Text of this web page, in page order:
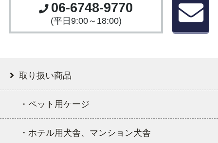
06-6748-9770
(平日9:00～18:00)
取り扱い商品
・ペット用ケージ
・ホテル用犬舎、マンション犬舎